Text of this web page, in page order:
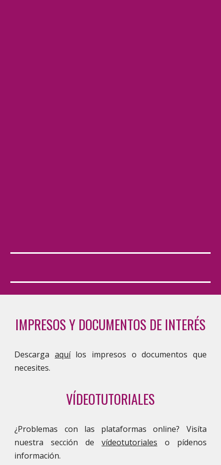
IMPRESOS Y DOCUMENTOS DE INTERÉS
Descarga aquílos impresos o documentos que
necesites.
VÍDEOTUTORIALES
¿Problemas con las plataformas online? Visíta
nuestra sección de vídeotutoriales o pídenos
información.